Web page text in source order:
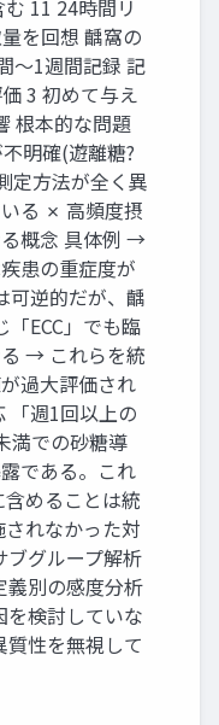
11 24時間リ
を回想 齲窩の
〜1週間記録 記
3 初めて与え
根本的な問題
明確(遊離糖?
定方法が全く異
る ✗ 高頻度摂
概念 具体例 →
患の重症度が
逆的だが、齲
ECC」でも臨
→ これらを統
過大評価され
「週1回以上の
満での砂糖導
である。これ
めることは統
れなかった対
グループ解析
別の感度分析
検討していな
性を無視して